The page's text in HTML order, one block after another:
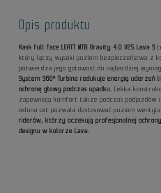
Opis produktu
Kask full face LEATT MTB Gravity 4.0 V25 Lava S
który łączy wysoki poziom bezpieczeństwa z
potwierdza jego gotowość do najbardziej
System 360° Turbine redukuje energię uderzeń
ochronę głowy podczas upadku.
Lekka
zapewniają komfort także podczas podjazdów
osłona ust pozwala dostosować poziom
riderów, którzy oczekują profesjonalnej
designu w kolorze Lava.